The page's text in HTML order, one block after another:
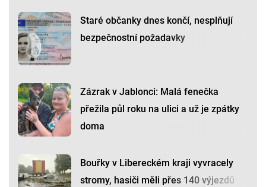
Staré občanky dnes končí, nesplňují
bezpečnostní požadavky
Zázrak v Jablonci: Malá fenečka
přežila půl roku na ulici a už je zpátky
doma
Bouřky v Libereckém kraji vyvracely
stromy, hasiči měli přes 140 výjezdů